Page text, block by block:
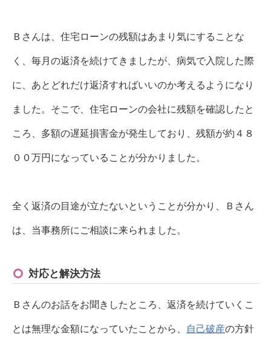
Ｂさんは、住宅ローンの残額はあまり気にすることな
く、毎月の返済を続けてきましたが、病気で入院した際
に、あとどれだけ返済すればいいのか考えるようになり
ました。そこで、住宅ローンの会社に残額を確認したと
ころ、多額の遅延損害金が発生しており、残額が約４８
００万円になっていることが分かりました。
全く返済の目途が立たないということが分かり、Ｂさん
は、当事務所にご相談に来られました。
対応と解決方法
Ｂさんのお話をお聞きしたところ、返済を続けていくこ
とは無理な金額になっていたことから、 自己破産の方針